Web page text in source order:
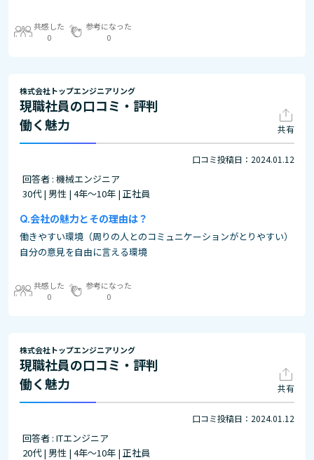
共感した
0
参考になった
0
株式会社トップエンジニアリング
現職社員の口コミ・評判
働く魅力
共有
口コミ投稿日：2024.01.12
回答者 : 機械エンジニア
30代 | 男性 | 4年～10年 | 正社員
会社の魅力とその理由は？
働きやすい環境（周りの人とのコミュニケーションがとりやすい）
自分の意見を自由に言える環境
共感した
0
参考になった
0
株式会社トップエンジニアリング
現職社員の口コミ・評判
働く魅力
共有
口コミ投稿日：2024.01.12
回答者 : ITエンジニア
20代 | 男性 | 4年～10年 | 正社員